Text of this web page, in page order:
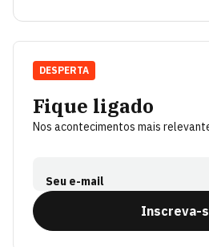
Fique ligado
Nos acontecimentos mais
Seu e-mail
Inscreva-
DESPERTA